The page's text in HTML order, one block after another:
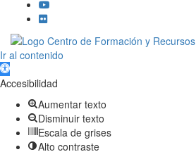
Scroll
Up
Ir al contenido
Abrir barra de herramientas
Accesibilidad
Aumentar texto
Disminuir texto
Escala de grises
Alto contraste